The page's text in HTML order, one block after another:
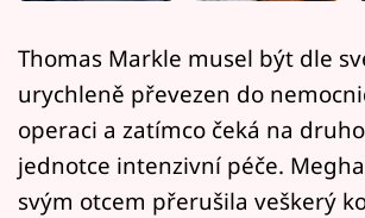
Přihlášení
Sledujte nás
Thomas Markle musel být dle
urychleně převezen do
operaci a zatímco čeká na
jednotce intenzivní péče.
svým otcem přerušila veškerý